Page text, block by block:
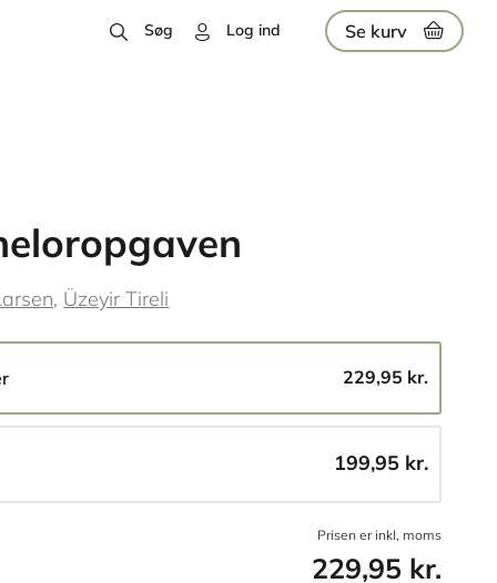
Søg Log ind Se kurv
Üzeyir Tireli
229,95 kr.
199,95 kr.
Prisen er inkl, moms
229,95 kr.